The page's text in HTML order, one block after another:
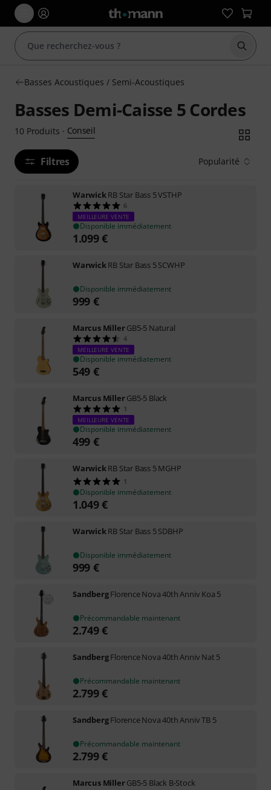
Basses Acoustiques / Semi-Acoustiques
Basses Demi-Caisse 5 Cordes
10 Produits · Conseil
Filtres Popularité
WarwickRB Star Bass 5 VSTHP
6
MEILLEURE VENTE
Disponible immédiatement
1.099€
WarwickRB Star Bass 5 SCWHP
Disponible immédiatement
999 €
Marcus MillerGB5-5 Natural
4
MEILLEURE VENTE
Disponible immédiatement
549 €
Marcus MillerGB5-5 Black
1
MEILLEURE VENTE
Disponible immédiatement
499 €
WarwickRB Star Bass 5 MGHP
1
Disponible immédiatement
1.049€
WarwickRB Star Bass 5 SDBHP
Disponible immédiatement
999 €
SandbergFlorence Nova 40th Anniv Koa 5
Précommandable maintenant
2.749€
SandbergFlorence Nova 40th Anniv Nat 5
Précommandable maintenant
2.799€
SandbergFlorence Nova 40th Anniv TB 5
Précommandable maintenant
2.799€
Marcus MillerGB5-5 Black B-Stock